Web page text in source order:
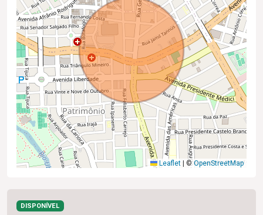
Leaflet ©OpenStreetMap
DISPONÍVEL